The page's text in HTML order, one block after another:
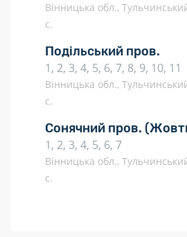
Вінницька обл.,
с.
Подільський пров.
1, 2, 3, 4, 5, 6, 7, 8, 9, 10, 11
Вінницька обл.,
с.
Сонячний пров.
1, 2, 3, 4, 5, 6, 7
Вінницька обл.,
с.